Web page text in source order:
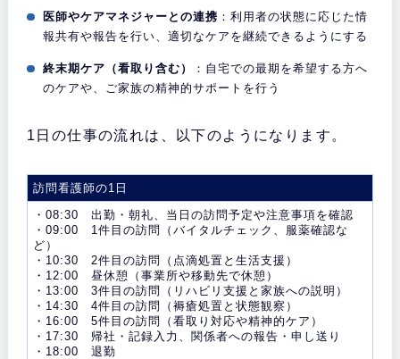
医師やケアマネジャーとの連携 ：利用者の状態に応じた情
報共有や報告を行い、適切なケアを継続できるようにする
終末期ケア（看取り含む）
：自宅での最期を希望する方へ
のケアや、ご家族の精神的サポートを行う
1日の仕事の流れは、以下のようになります。
訪問看護師の1日
・08:30 出勤・朝礼、当日の訪問予定や注意事項を確認
・09:00 1件目の訪問（バイタルチェック、服薬確認な
ど）
・10:30 2件目の訪問（点滴処置と生活支援）
・12:00 昼休憩（事業所や移動先で休憩）
・13:00 3件目の訪問（リハビリ支援と家族への説明）
・14:30 4件目の訪問（褥瘡処置と状態観察）
・16:00 5件目の訪問（看取り対応や精神的ケア）
・17:30 帰社・記録入力、関係者への報告・申し送り
・18:00 退勤